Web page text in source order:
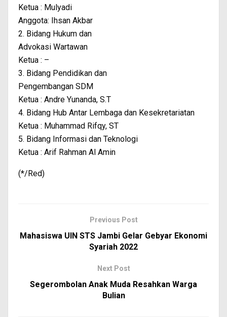
Ketua : Mulyadi
Anggota: Ihsan Akbar
2. Bidang Hukum dan
Advokasi Wartawan
Ketua : –
3. Bidang Pendidikan dan
Pengembangan SDM
Ketua : Andre Yunanda, S.T
4. Bidang Hub Antar Lembaga dan Kesekretariatan
Ketua : Muhammad Rifqy, ST
5. Bidang Informasi dan Teknologi
Ketua : Arif Rahman Al Amin
(*/Red)
Previous Post
Mahasiswa UIN STS Jambi Gelar Gebyar Ekonomi
Syariah 2022
Next Post
Segerombolan Anak Muda Resahkan Warga
Bulian